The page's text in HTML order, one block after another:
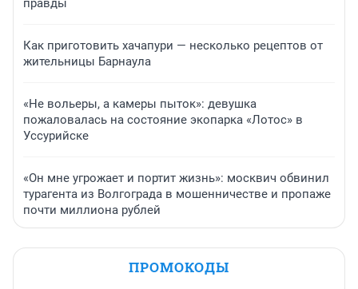
правды
Как приготовить хачапури — несколько рецептов от
жительницы Барнаула
«Не вольеры, а камеры пыток»: девушка
пожаловалась на состояние экопарка «Лотос» в
Уссурийске
«Он мне угрожает и портит жизнь»: москвич обвинил
турагента из Волгограда в мошенничестве и пропаже
почти миллиона рублей
ПРОМОКОДЫ